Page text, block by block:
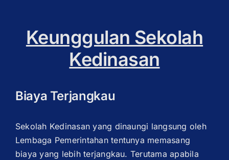
Keunggulan Sekolah
Kedinasan
Biaya Terjangkau
Sekolah Kedinasan yang dinaungi langsung oleh
Lembaga Pemerintahan tentunya memasang
biaya yang lebih terjangkau. Terutama apabila